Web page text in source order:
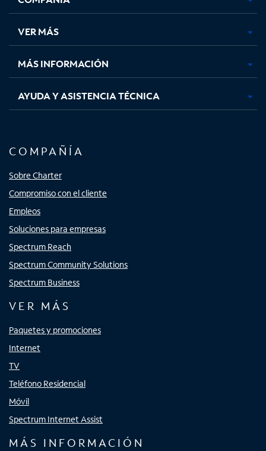
en
pestaña
nueva
en
pestaña
nueva
en
pestaña
nueva
en
nueva
VER MÁS
MÁS INFORMACIÓN
AYUDA Y ASISTENCIA TÉCNICA
COMPAÑÍA
Sobre Charter
Compromiso con el cliente
Empleos
Soluciones para empresas
Spectrum Reach
Spectrum Community Solutions
Spectrum Business
VER MÁS
Paquetes y promociones
Internet
TV
Teléfono Residencial
Móvil
Spectrum Internet Assist
MÁS INFORMACIÓN